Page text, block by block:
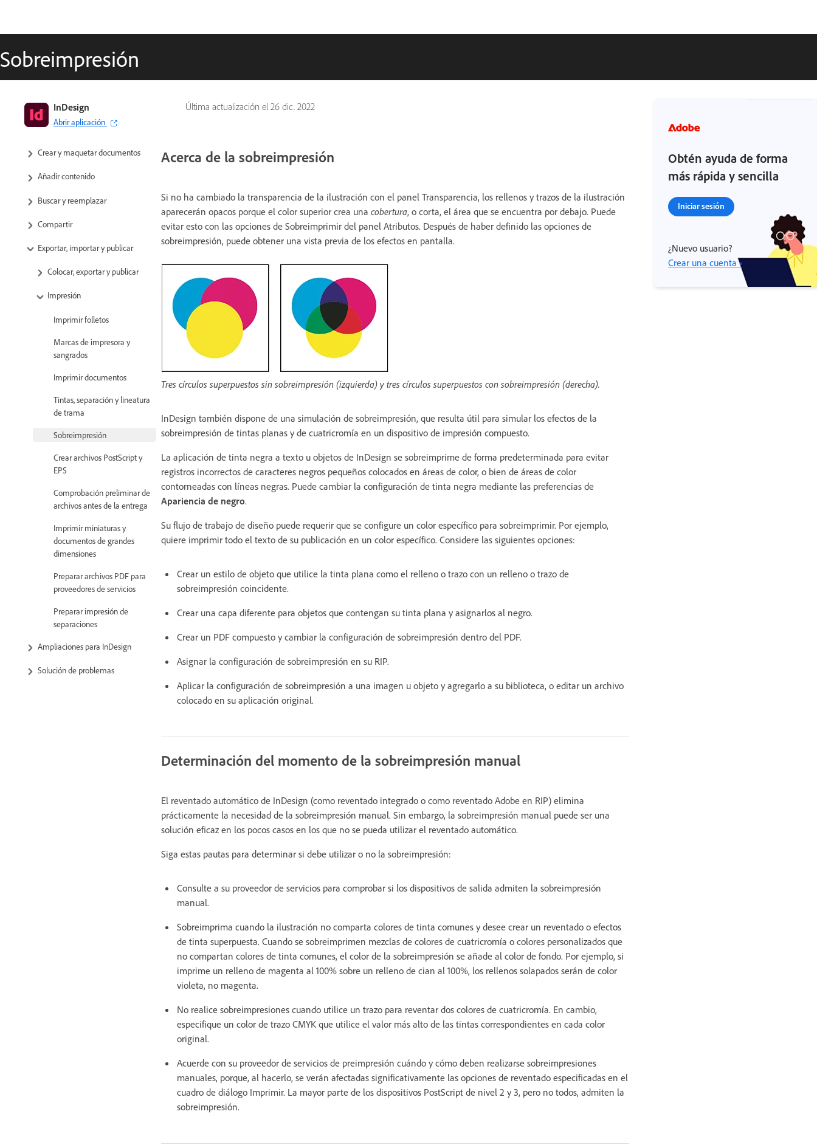
Sobreimpresión
Última actualización el 26 dic. 2022
InDesign
Abrir aplicación
Guía del usuario de InDesign
Aprenda a usar InDesign
Crear y maquetar documentos
Añadir contenido
Buscar y reemplazar
Compartir
Exportar, importar y publicar
Colocar, exportar y publicar
Impresión
Imprimir folletos
Marcas de impresora y
sangrados
Imprimir documentos
Tintas, separación y lineatura
de trama
Sobreimpresión
Crear archivos PostScript y
EPS
Comprobación preliminar de
archivos antes de la entrega
Imprimir miniaturas y
documentos de grandes
dimensiones
Preparar archivos PDF para
proveedores de servicios
Preparar impresión de
separaciones
Ampliaciones para InDesign
Solución de problemas
Acerca de la sobreimpresión
Si no ha cambiado la transparencia de la ilustración con el panel Transparencia, los rellenos y trazos de la ilustración
aparecerán opacos porque el color superior crea una cobertura, o corta, el área que se encuentra por debajo. Puede
evitar esto con las opciones de Sobreimprimir del panel Atributos. Después de haber definido las opciones de
sobreimpresión, puede obtener una vista previa de los efectos en pantalla.
Tres círculos superpuestos sin sobreimpresión (izquierda) y tres círculos superpuestos con sobreimpresión (derecha).
InDesign también dispone de una simulación de sobreimpresión, que resulta útil para simular los efectos de la
sobreimpresión de tintas planas y de cuatricromía en un dispositivo de impresión compuesto.
La aplicación de tinta negra a texto u objetos de InDesign se sobreimprime de forma predeterminada para evitar
registros incorrectos de caracteres negros pequeños colocados en áreas de color, o bien de áreas de color
contorneadas con líneas negras. Puede cambiar la configuración de tinta negra mediante las preferencias de
Apariencia de negro.
Su flujo de trabajo de diseño puede requerir que se configure un color específico para sobreimprimir. Por ejemplo,
quiere imprimir todo el texto de su publicación en un color específico. Considere las siguientes opciones:
Crear un estilo de objeto que utilice la tinta plana como el relleno o trazo con un relleno o trazo de
sobreimpresión coincidente.
Crear una capa diferente para objetos que contengan su tinta plana y asignarlos al negro.
Crear un PDF compuesto y cambiar la configuración de sobreimpresión dentro del PDF.
Asignar la configuración de sobreimpresión en su RIP.
Aplicar la configuración de sobreimpresión a una imagen u objeto y agregarlo a su biblioteca, o editar un archivo
colocado en su aplicación original.
Determinación del momento de la sobreimpresión manual
El reventado automático de InDesign (como reventado integrado o como reventado Adobe en RIP) elimina
prácticamente la necesidad de la sobreimpresión manual. Sin embargo, la sobreimpresión manual puede ser una
solución eficaz en los pocos casos en los que no se pueda utilizar el reventado automático.
Siga estas pautas para determinar si debe utilizar o no la sobreimpresión:
Consulte a su proveedor de servicios para comprobar si los dispositivos de salida admiten la sobreimpresión
manual.
Sobreimprima cuando la ilustración no comparta colores de tinta comunes y desee crear un reventado o efectos
de tinta superpuesta. Cuando se sobreimprimen mezclas de colores de cuatricromía o colores personalizados que
no compartan colores de tinta comunes, el color de la sobreimpresión se añade al color de fondo. Por ejemplo, si
imprime un relleno de magenta al 100% sobre un relleno de cian al 100%, los rellenos solapados serán de color
violeta, no magenta.
No realice sobreimpresiones cuando utilice un trazo para reventar dos colores de cuatricromía. En cambio,
especifique un color de trazo CMYK que utilice el valor más alto de las tintas correspondientes en cada color
original.
Acuerde con su proveedor de servicios de preimpresión cuándo y cómo deben realizarse sobreimpresiones
manuales, porque, al hacerlo, se verán afectadas significativamente las opciones de reventado especificadas en el
cuadro de diálogo Imprimir. La mayor parte de los dispositivos PostScript de nivel 2 y 3, pero no todos, admiten la
sobreimpresión.
Obtén ayuda de forma
más rápida y sencilla
Iniciar sesión
¿Nuevo usuario?
Crear una cuenta ›